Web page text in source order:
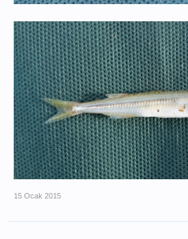
15 Ocak 2015